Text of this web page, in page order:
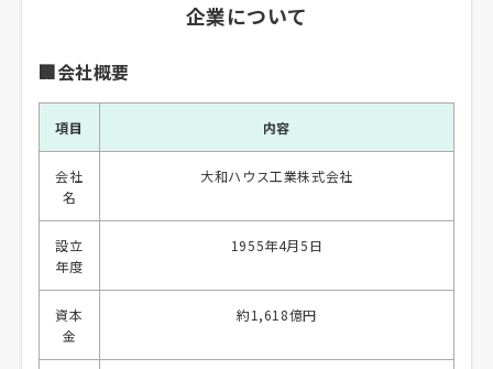
企業について
🏢会社概要
項目 内容
会社
名
大和ハウス工業株式会社
設立
年度
1955年4月5日
資本
金
約1,618億円